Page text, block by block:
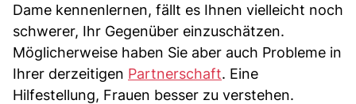
Dame kennenlernen, fällt es Ihnen vielleicht noch
schwerer, Ihr Gegenüber einzuschätzen.
Möglicherweise haben Sie aber auch Probleme in
Ihrer derzeitigen Partnerschaft. Eine
Hilfestellung, Frauen besser zu verstehen.